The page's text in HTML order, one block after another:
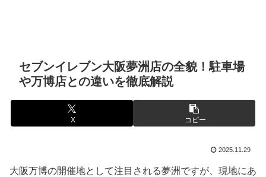
セブンイレブン大阪夢洲店の全貌！駐車場
や万博店との違いを徹底解説
X コピー
2025.11.29
大阪万博の開催地として注目される夢洲ですが、現地にあ